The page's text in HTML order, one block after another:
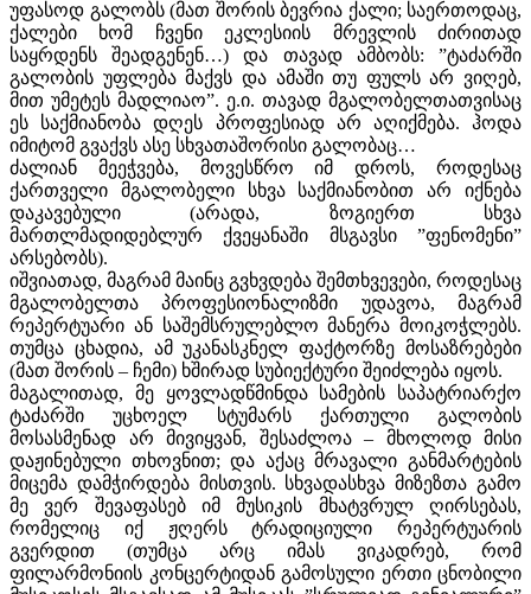
უფასოდ გალობს (მათ შორის ბევრია ქალი; საერთოდაც,
ქალები ხომ ჩვენი ეკლესიის მრევლის ძირითად
საყრდენს შეადგენენ…) და თავად ამბობს: ”ტაძარში
გალობის უფლება მაქვს და ამაში თუ ფულს არ ვიღებ,
მით უმეტეს მადლიაო”. ე.ი. თავად მგალობელთათვისაც
ეს საქმიანობა დღეს პროფესიად არ აღიქმება. ჰოდა
იმიტომ გვაქვს ასე სხვათაშორისი გალობაც…
ძალიან მეეჭვება, მოვესწრო იმ დროს, როდესაც
ქართველი მგალობელი სხვა საქმიანობით არ იქნება
დაკავებული (არადა, ზოგიერთ სხვა
მართლმადიდებლურ ქვეყანაში მსგავსი ”ფენომენი”
არსებობს).
იშვიათად, მაგრამ მაინც გვხვდება შემთხვევები, როდესაც
მგალობელთა პროფესიონალიზმი უდავოა, მაგრამ
რეპერტუარი ან საშემსრულებლო მანერა მოიკოჭლებს.
თუმცა ცხადია, ამ უკანასკნელ ფაქტორზე მოსაზრებები
(მათ შორის – ჩემი) ხშირად სუბიექტური შეიძლება იყოს.
მაგალითად, მე ყოვლადწმინდა სამების საპატრიარქო
ტაძარში უცხოელ სტუმარს ქართული გალობის
მოსასმენად არ მივიყვან, შესაძლოა – მხოლოდ მისი
დაჟინებული თხოვნით; და აქაც მრავალი განმარტების
მიცემა დამჭირდება მისთვის. სხვადასხვა მიზეზთა გამო
მე ვერ შევაფასებ იმ მუსიკის მხატვრულ ღირსებას,
რომელიც იქ ჟღერს ტრადიციული რეპერტუარის
გვერდით (თუმცა არც იმას ვიკადრებ, რომ
ფილარმონიის კონცერტიდან გამოსული ერთი ცნობილი